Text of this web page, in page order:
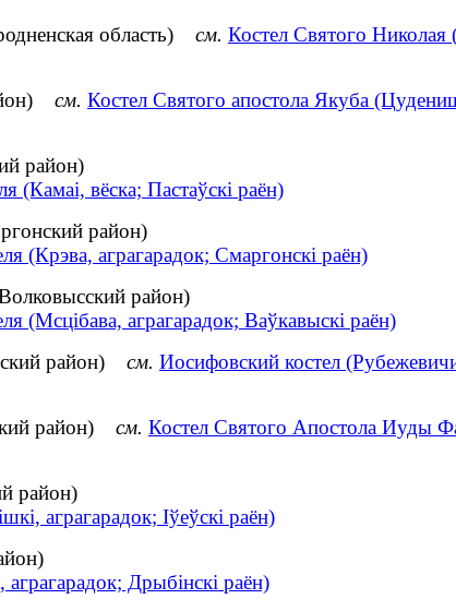
область) см. Костел Святого
см. Костел Святого апостола Якуба
район)
(Камаі, вёска; Пастаўскі раён)
район)
(Крэва, аграгарадок; Смаргонскі раён)
район)
(Мсцібава, аграгарадок; Ваўкавыскі раён)
район) см. Иосифовский костел
район) см. Костел Святого Апостола Иуды
район)
аграгарадок; Іўеўскі раён)
аграгарадок; Дрыбінскі раён)